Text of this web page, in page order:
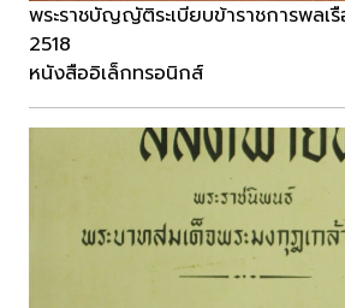
พระราชบัญญัติระเบียบข้าราชการพลเ
2518
หนังสืออิเล็กทรอนิกส์